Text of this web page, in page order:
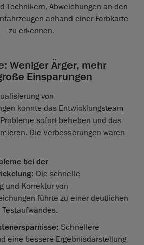
Technikern, Abweichungen an den
anhand einer Farbkarte
zu erkennen.
Weniger Ärger, mehr
Einsparungen
von
konnte das Entwicklungsteam
sofort beheben und das
Die Verbesserungen waren
bei der
Die schnelle
und Korrektur von
führte zu einer deutlichen
Schnellere
eine bessere Ergebnisdarstellung